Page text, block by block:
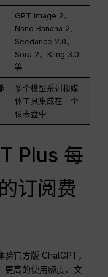
GPT Image 2、
Nano Banana 2、
Seedance 2.0、
Sora 2、Kling 3.0
等
多个模型系列和媒
体工具集成在一个
仪表盘中
Plus 每
订阅费
验官方版 ChatGPT，
更高的使用额度、文